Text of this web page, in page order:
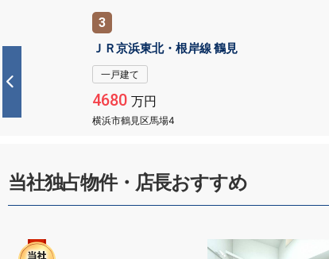
ＪＲ京浜東北・根岸線 鶴見
5180
横浜市鶴見区下末吉5
当社独占物件・店長おすすめ